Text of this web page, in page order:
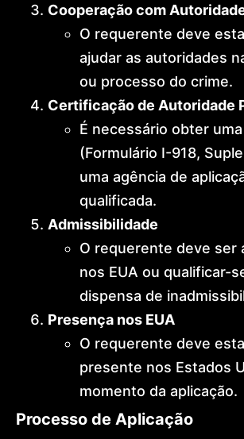
Cooperação com
O requerente deve
ajudar as autoridades
ou processo do crime.
Certificação de Autoridade
É necessário obter
(Formulário I-918,
uma agência de
qualificada.
Admissibilidade
O requerente deve ser
nos EUA ou qualificar-
dispensa de
Presença nos EUA
O requerente deve
presente nos Estados
momento da aplicação.
Processo de Aplicação